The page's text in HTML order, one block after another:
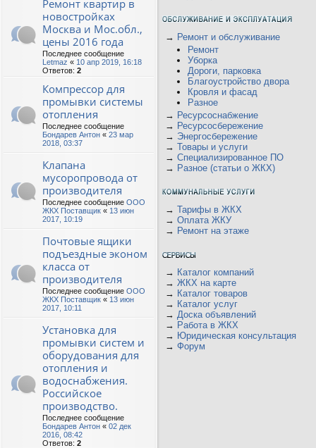
Ремонт квартир в
новостройках
Москва и Мос.обл.,
цены 2016 года
Последнее сообщение
Letmaz « 10 апр 2019, 16:18
Ответов: 2
Компрессор для
промывки системы
отопления
Последнее сообщение
Бондарев Антон « 23 мар
2018, 03:37
Клапана
мусоропровода от
производителя
Последнее сообщение ООО
ЖКХ Поставщик « 13 июн
2017, 10:19
Почтовые ящики
подъездные эконом
класса от
производителя
Последнее сообщение ООО
ЖКХ Поставщик « 13 июн
2017, 10:11
Установка для
промывки систем и
оборудования для
отопления и
водоснабжения.
Российское
производство.
Последнее сообщение
Бондарев Антон « 02 дек
2016, 08:42
Ответов: 2
→ Ремонт и обслуживание
Ремонт
Уборка
Дороги, парковка
Благоустройство двора
Кровля и фасад
Разное
→ Ресурсоснабжение
→ Ресурсосбережение
→ Энергосбережение
→ Товары и услуги
→ Специализированное ПО
→ Разное (статьи о ЖКХ)
→ Тарифы в ЖКХ
→ Оплата ЖКУ
→ Ремонт на этаже
→ Каталог компаний
→ ЖКХ на карте
→ Каталог товаров
→ Каталог услуг
→ Доска объявлений
→ Работа в ЖКХ
→ Юридическая консультация
→ Форум